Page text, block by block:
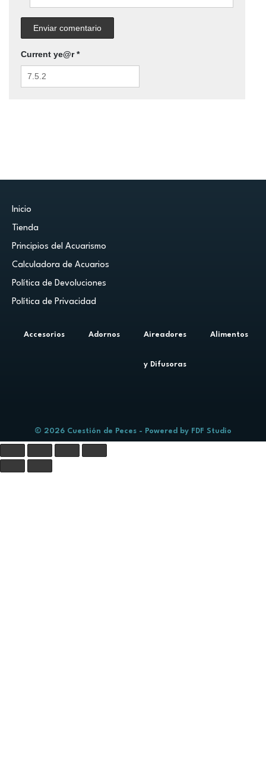
Current ye@r*
Inicio
Tienda
Principios del Acuarismo
Calculadora de Acuarios
Política de Devoluciones
Política de Privacidad
Accesorios Adornos Aireadores
y Difusoras
Alimentos
© 2026 Cuestión de Peces - Powered by FDF Studio